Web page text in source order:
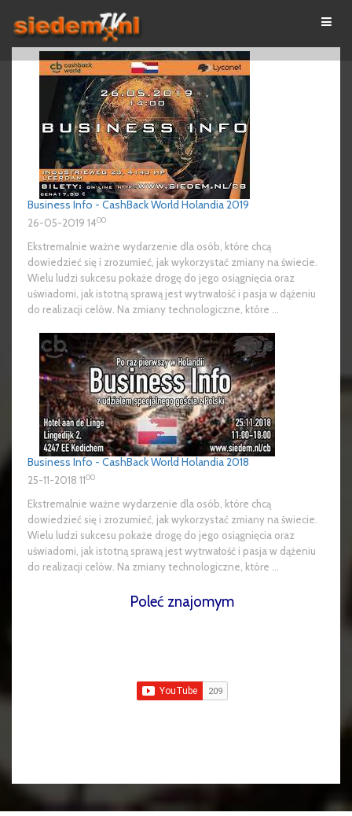
Business Info - CashBack World Holandia 2019
26-05-2019 1400
Ekstremalnie ważne wydarzenie dla osób, które chcą
dowiedzieć się i zrozumieć, jak wykorzystać zmiany na świecie.
Wielu ludzi sukcesu pokaże drogę do jego osiągnięcia oraz
uświadomi, jak istotną sprawą jest wytrwałość i pasja w dążeniu
do realizacji celów. Na zmiany technologiczne, które ...
Business Info - CashBack World Holandia 2018
25-11-2018 1100
Ekstremalnie ważne wydarzenie dla osób, które chcą
dowiedzieć się i zrozumieć, jak wykorzystać zmiany na świecie.
Wielu ludzi sukcesu pokaże drogę do jego osiągnięcia oraz
uświadomi, jak istotną sprawą jest wytrwałość i pasja w dążeniu
do realizacji celów. Na zmiany technologiczne, które ...
Poleć znajomym